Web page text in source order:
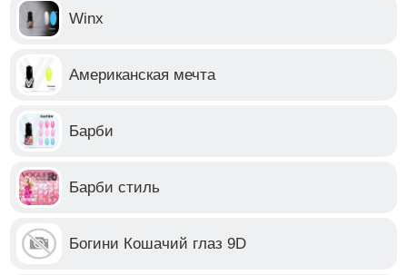
Winx
Американская мечта
Барби
Барби стиль
Богини Кошачий глаз 9D